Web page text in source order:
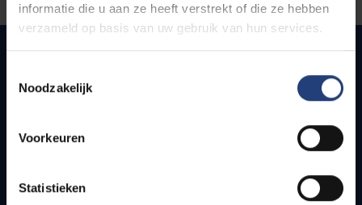
informatie die u aan ze heeft verstrekt of die ze hebben
verzameld op basis van uw gebruik van hun services.
Noodzakelijk
Voorkeuren
Statistieken
Quick links
How to get to the VUB campuses